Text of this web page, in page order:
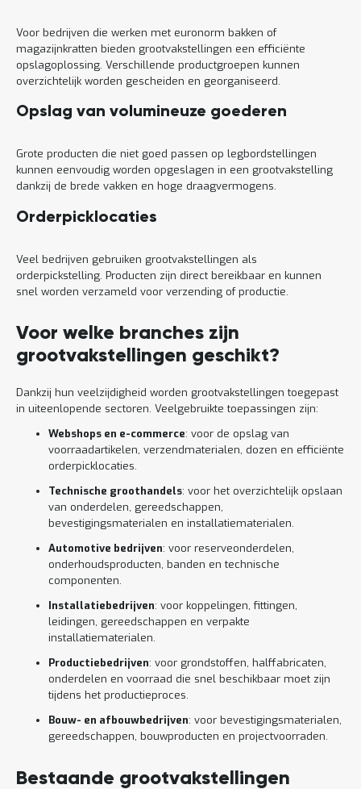
Voor bedrijven die werken met euronorm bakken of
magazijnkratten bieden grootvakstellingen een efficiënte
opslagoplossing. Verschillende productgroepen kunnen
overzichtelijk worden gescheiden en georganiseerd.
Opslag van volumineuze goederen
Grote producten die niet goed passen op legbordstellingen
kunnen eenvoudig worden opgeslagen in een grootvakstelling
dankzij de brede vakken en hoge draagvermogens.
Orderpicklocaties
Veel bedrijven gebruiken grootvakstellingen als
orderpickstelling. Producten zijn direct bereikbaar en kunnen
snel worden verzameld voor verzending of productie.
Voor welke branches zijn
grootvakstellingen geschikt?
Dankzij hun veelzijdigheid worden grootvakstellingen toegepast
in uiteenlopende sectoren. Veelgebruikte toepassingen zijn:
Webshops en e-commerce: voor de opslag van
voorraadartikelen, verzendmaterialen, dozen en efficiënte
orderpicklocaties.
Technische groothandels: voor het overzichtelijk opslaan
van onderdelen, gereedschappen,
bevestigingsmaterialen en installatiematerialen.
Automotive bedrijven: voor reserveonderdelen,
onderhoudsproducten, banden en technische
componenten.
Installatiebedrijven: voor koppelingen, fittingen,
leidingen, gereedschappen en verpakte
installatiematerialen.
Productiebedrijven: voor grondstoffen, halffabricaten,
onderdelen en voorraad die snel beschikbaar moet zijn
tijdens het productieproces.
Bouw- en afbouwbedrijven: voor bevestigingsmaterialen,
gereedschappen, bouwproducten en projectvoorraden.
Bestaande grootvakstellingen